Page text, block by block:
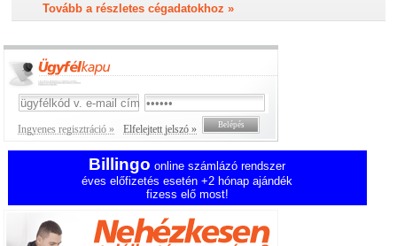
Tovább a részletes cégadatokhoz »
Ingyenes regisztráció » Elfelejtett jelszó »
Billingo online számlázó rendszer
éves előfizetés esetén +2 hónap ajándék
fizess elő most!